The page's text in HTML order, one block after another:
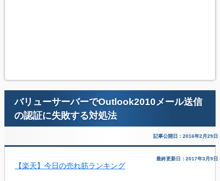
バリューサーバーでOutlook2010メール送信
の認証に失敗する対処法
記事公開日：2016年2月29日
最終更新日：2017年3月9日
【楽天】今日の売れ筋ランキング